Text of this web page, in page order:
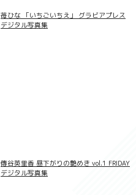
苺ひな 「いちごいちえ」 グラビアプレス
デジタル写真集
傳谷英里香 昼下がりの艶めき vol.1 FRIDAY
デジタル写真集